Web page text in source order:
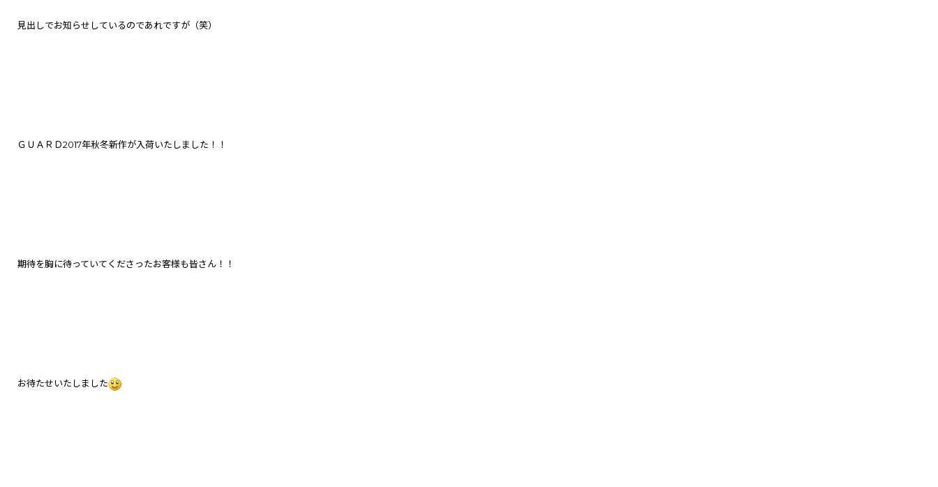
見出しでお知らせしているのであれですが（笑）
ＧＵＡＲＤ2017年秋冬新作が入荷いたしました！！
期待を胸に待っていてくださったお客様も皆さん！！
お待たせいたしました